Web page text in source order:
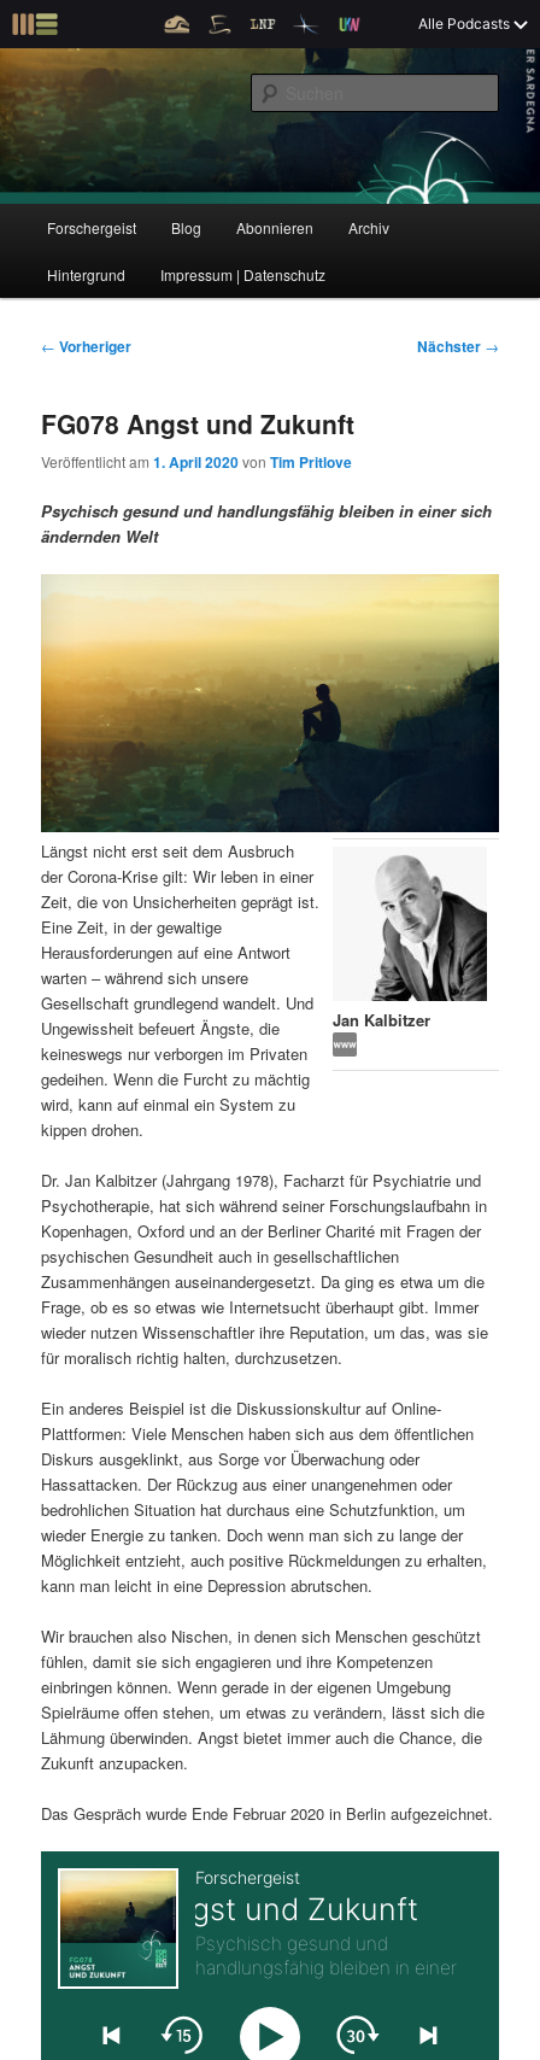
m
p
r
i
ä
Alle Podcasts
Forschergeist
Der Interview-Podcast zu Bildung und Forschung
u
e
p
Z
u
r
m
ä
r
n
I
n
h
a
l
t
s
r
i
n
g
e
Z
u
e
u
n
d
r
e
n
I
n
h
a
l
s
p
r
n
n
Forschergeist Blog Abonnieren Archiv
Hintergrund Impressum | Datenschutz
B
t
a
s
n
a
v
g
a
t
i
o
n
← Vorheriger Nächster →
FG078 Angst und Zukunft
Veröffentlicht am1. April 2020vonTim Pritlove
Psychisch gesund und handlungsfähig bleiben in einer sich
ändernden Welt
Jan Kalbitzer
Längst nicht erst seit dem Ausbruch
der Corona-Krise gilt: Wir leben in einer
Zeit, die von Unsicherheiten geprägt ist.
Eine Zeit, in der gewaltige
Herausforderungen auf eine Antwort
warten – während sich unsere
Gesellschaft grundlegend wandelt. Und
Ungewissheit befeuert Ängste, die
keineswegs nur verborgen im Privaten
gedeihen. Wenn die Furcht zu mächtig
wird, kann auf einmal ein System zu
kippen drohen.
Dr. Jan Kalbitzer (Jahrgang 1978), Facharzt für Psychiatrie und
Psychotherapie, hat sich während seiner Forschungslaufbahn in
Kopenhagen, Oxford und an der Berliner Charité mit Fragen der
psychischen Gesundheit auch in gesellschaftlichen
Zusammenhängen auseinandergesetzt. Da ging es etwa um die
Frage, ob es so etwas wie Internetsucht überhaupt gibt. Immer
wieder nutzen Wissenschaftler ihre Reputation, um das, was sie
für moralisch richtig halten, durchzusetzen.
Ein anderes Beispiel ist die Diskussionskultur auf Online-
Plattformen: Viele Menschen haben sich aus dem öffentlichen
Diskurs ausgeklinkt, aus Sorge vor Überwachung oder
Hassattacken. Der Rückzug aus einer unangenehmen oder
bedrohlichen Situation hat durchaus eine Schutzfunktion, um
wieder Energie zu tanken. Doch wenn man sich zu lange der
Möglichkeit entzieht, auch positive Rückmeldungen zu erhalten,
kann man leicht in eine Depression abrutschen.
Wir brauchen also Nischen, in denen sich Menschen geschützt
fühlen, damit sie sich engagieren und ihre Kompetenzen
einbringen können. Wenn gerade in der eigenen Umgebung
Spielräume offen stehen, um etwas zu verändern, lässt sich die
Lähmung überwinden. Angst bietet immer auch die Chance, die
Zukunft anzupacken.
Das Gespräch wurde Ende Februar 2020 in Berlin aufgezeichnet.